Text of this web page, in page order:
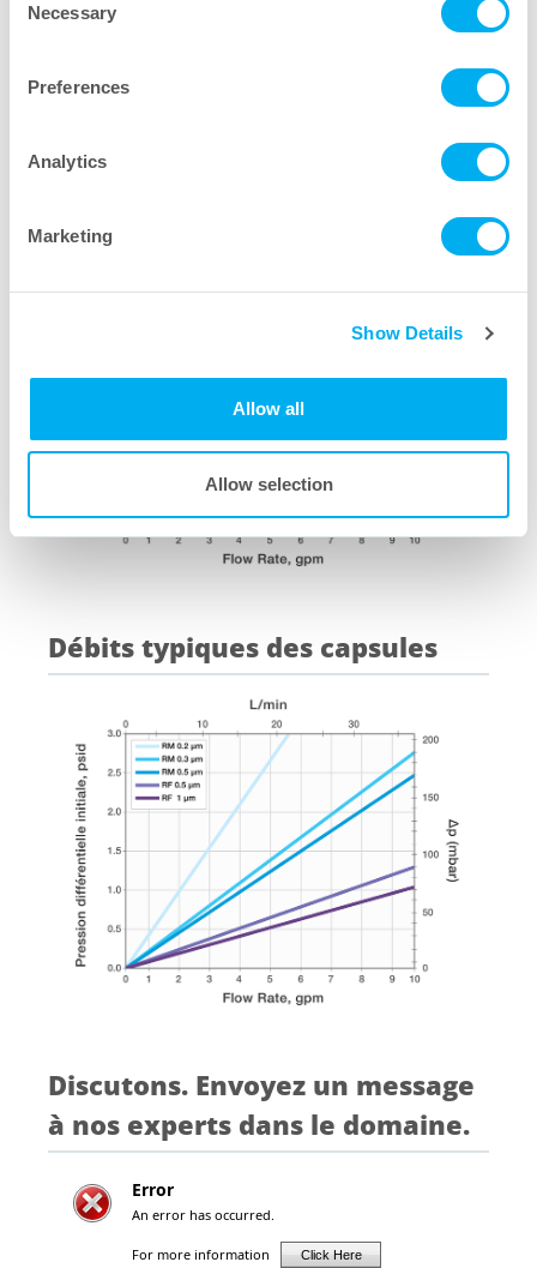
Selection
Necessary
Preferences
Analytics
Marketing
Show Details
Allow all
Allow selection
Débits d’eau typiques par
Débits typiques des capsules
Discutons. Envoyez un message
à nos experts dans le domaine.